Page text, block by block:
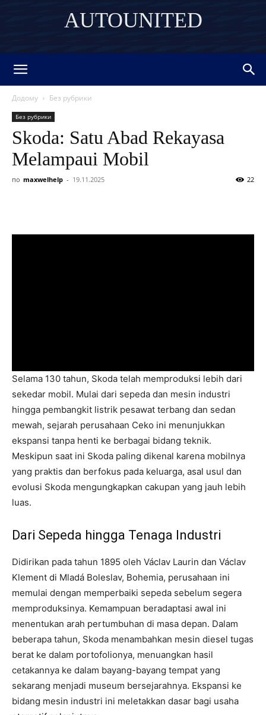
AUTOUNITED
Додому Без рубрики
Без рубрики
Skoda: Satu Abad Rekayasa
Melampaui Mobil
по maxwelhelp - 19.11.2025 22
Selama 130 tahun, Skoda telah memproduksi lebih dari
sekedar mobil. Mulai dari sepeda dan mesin industri
hingga pembangkit listrik pesawat terbang dan sedan
mewah, sejarah perusahaan Ceko ini menunjukkan
ekspansi tanpa henti ke berbagai bidang teknik.
Meskipun saat ini Skoda paling dikenal karena mobilnya
yang praktis dan berfokus pada keluarga, asal usul dan
evolusi Skoda mengungkapkan cakupan yang jauh lebih
luas.
Dari Sepeda hingga Tenaga Industri
Didirikan pada tahun 1895 oleh Václav Laurin dan Václav
Klement di Mladá Boleslav, Bohemia, perusahaan ini
memulai dengan memperbaiki sepeda sebelum segera
memproduksinya. Kemampuan beradaptasi awal ini
menentukan arah pertumbuhan di masa depan. Dalam
beberapa tahun, Skoda menambahkan mesin diesel tugas
berat ke dalam portofolionya, menuangkan hasil
cetakannya ke dalam bayang-bayang tempat yang
sekarang menjadi museum bersejarahnya. Ekspansi ke
bidang mesin industri ini meletakkan dasar bagi usaha